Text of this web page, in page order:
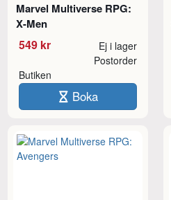
Marvel Multiverse RPG:
X-Men
549 kr Ej i lager
Butiken
Postorder
Boka